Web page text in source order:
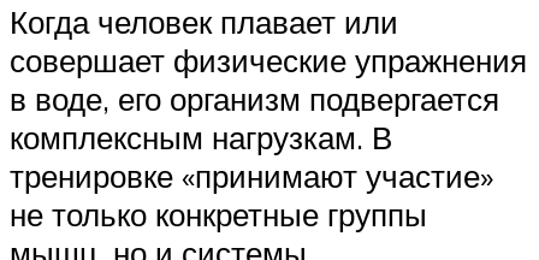
Когда человек плавает или
совершает физические упражнения
в воде, его организм подвергается
комплексным нагрузкам. В
тренировке «принимают участие»
не только конкретные группы